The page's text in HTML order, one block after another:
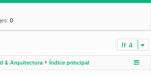
a
: 0
Ir a
& Arquitectura Índice principal